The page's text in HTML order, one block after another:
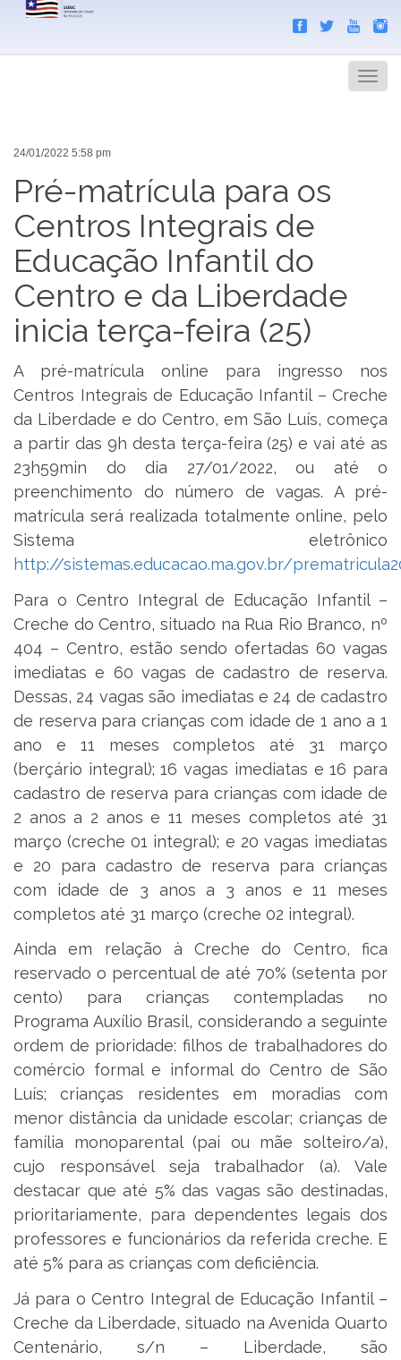
Menu
24/01/2022 5:58 pm
Pré-matrícula para os
Centros Integrais de
Educação Infantil do
Centro e da Liberdade
inicia terça-feira (25)
A pré-matrícula online para ingresso nos
Centros Integrais de Educação Infantil – Creche
da Liberdade e do Centro, em São Luís, começa
a partir das 9h desta terça-feira (25) e vai até as
23h59min do dia 27/01/2022, ou até o
preenchimento do número de vagas. A pré-
matrícula será realizada totalmente online, pelo
Sistema eletrônico
http://sistemas.educacao.ma.gov.br/
Para o Centro Integral de Educação Infantil –
Creche do Centro, situado na Rua Rio Branco, nº
404 – Centro, estão sendo ofertadas 60 vagas
imediatas e 60 vagas de cadastro de reserva.
Dessas, 24 vagas são imediatas e 24 de cadastro
de reserva para crianças com idade de 1 ano a 1
ano e 11 meses completos até 31 março
(berçário integral); 16 vagas imediatas e 16 para
cadastro de reserva para crianças com idade de
2 anos a 2 anos e 11 meses completos até 31
março (creche 01 integral); e 20 vagas imediatas
e 20 para cadastro de reserva para crianças
com idade de 3 anos a 3 anos e 11 meses
completos até 31 março (creche 02 integral).
Ainda em relação à Creche do Centro, fica
reservado o percentual de até 70% (setenta por
cento) para crianças contempladas no
Programa Auxílio Brasil, considerando a seguinte
ordem de prioridade: filhos de trabalhadores do
comércio formal e informal do Centro de São
Luís; crianças residentes em moradias com
menor distância da unidade escolar; crianças de
família monoparental (pai ou mãe solteiro/a),
cujo responsável seja trabalhador (a). Vale
destacar que até 5% das vagas são destinadas,
prioritariamente, para dependentes legais dos
professores e funcionários da referida creche. E
até 5% para as crianças com deficiência.
Já para o Centro Integral de Educação Infantil –
Creche da Liberdade, situado na Avenida Quarto
Centenário, s/n – Liberdade, são